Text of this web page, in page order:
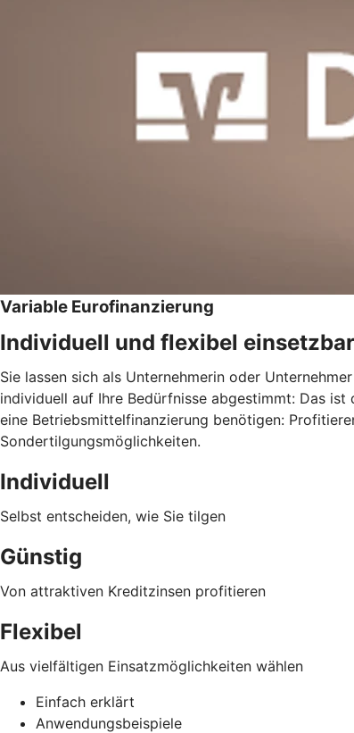
Variable Eurofinanzierung
Individuell und flexibel einsetzbar
Sie lassen sich als Unternehmerin oder
individuell auf Ihre Bedürfnisse abgestimmt: Das ist
eine Betriebsmittelfinanzierung benötigen:
Sondertilgungsmöglichkeiten.
Individuell
Selbst entscheiden, wie Sie tilgen
Günstig
Von attraktiven Kreditzinsen profitieren
Flexibel
Aus vielfältigen Einsatzmöglichkeiten wählen
Einfach erklärt
Anwendungsbeispiele